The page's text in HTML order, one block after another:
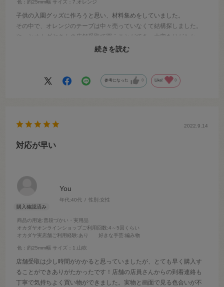
色：約25mm幅 サイズ：7.オレンジ
子供の入園グッズに作ろうと思い、材料集めをしていました。
その中で、オレンジのテープは中々売っていなくて結構探しました。
やっとオカダヤさんの店舗受取で買うことができ、大変ありがたかっ
たです。とってもビビッドなカラーで、パキッとしたオレンジでし
続きを読む
参考になった 0 Like! 0
You
年代:40代 性別:女性
商品の用途:普段づかい・実用品
オカダヤオンラインショップご利用回数:4～5回くらい
オカダヤ実店舗ご利用経験:あり 好きな手芸:編み物
色：約25mm幅 サイズ：1.山吹
2022.9.14
対応が早い
店舗受取は少し時間がかかると思っていましたが、とても早く購入す
ることができありがたかったです！店舗の店員さんからの到着連絡も
丁寧で気持ちよく買い物ができました。実物と画面で見る色合いが不